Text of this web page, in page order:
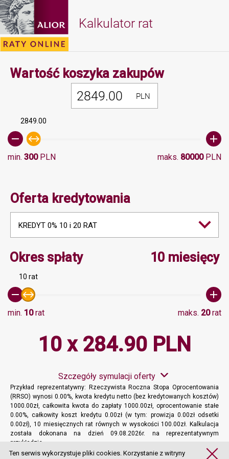
Kalkulator rat
Wartość koszyka zakupówMinimalna
PLN
2849.00
min. 300PLN maks. 80000PLN
Oferta kredytowania
KREDYT 0% 10 i 20 RAT
Okres spłatyMinimalna wartość 0,
10 miesięcy
10 rat
min. 10rat maks. 20rat
10 x 284.90 PLN
Szczegóły symulacji oferty
Przykład reprezentatywny: Rzeczywista Roczna Stopa Oprocentowania
(RRSO) wynosi 0.00%, kwota kredytu netto (bez kredytowanych kosztów)
1000.00zł, całkowita kwota do zapłaty 1000.00zł, oprocentowanie stałe
0.00%, całkowity koszt kredytu 0.00zł (w tym: prowizja 0.00zł odsetki
0.00zł), 10 miesięcznych rat równych w wysokości 100.00zł. Kalkulacja
została dokonana na dzień 09.08.2026r. na reprezentatywnym
przykładzie.
Więcej informacji
Ten serwis wykorzystuje pliki cookies. Korzystanie z witryny